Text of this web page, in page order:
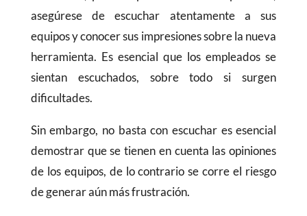
asegúrese de escuchar atentamente a sus
equipos y conocer sus impresiones sobre la nueva
herramienta. Es esencial que los empleados se
sientan escuchados, sobre todo si surgen
dificultades.
Sin embargo, no basta con escuchar es esencial
demostrar que se tienen en cuenta las opiniones
de los equipos, de lo contrario se corre el riesgo
de generar aún más frustración.